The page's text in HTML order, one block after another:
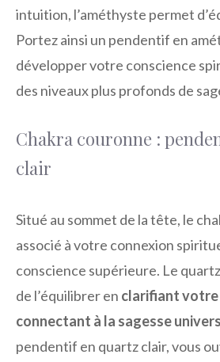
intuition, l’améthyste permet
Portez ainsi un pendentif en
développer votre conscience
des niveaux plus profonds de
Chakra couronne :
clair
Situé au sommet de la tête, le
associé à votre connexion
conscience supérieure. Le
de l’équilibrer en clarifiant votre
connectant à la sagesse
pendentif en quartz clair, vous